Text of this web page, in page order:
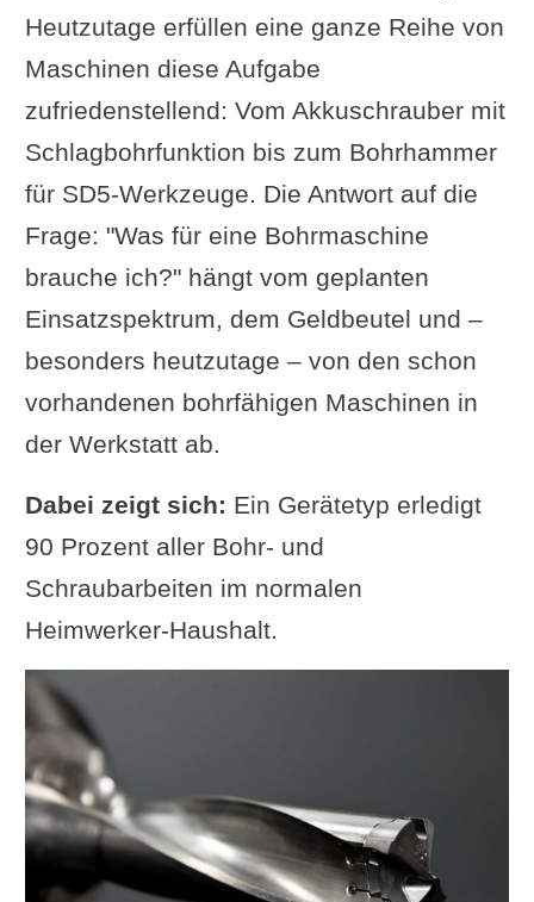
Heutzutage erfüllen eine ganze Reihe von
Maschinen diese Aufgabe
zufriedenstellend: Vom Akkuschrauber mit
Schlagbohrfunktion bis zum Bohrhammer
für SD5-Werkzeuge. Die Antwort auf die
Frage: "Was für eine Bohrmaschine
brauche ich?" hängt vom geplanten
Einsatzspektrum, dem Geldbeutel und –
besonders heutzutage – von den schon
vorhandenen bohrfähigen Maschinen in
der Werkstatt ab.
Dabei zeigt sich: Ein Gerätetyp erledigt
90 Prozent aller Bohr- und
Schraubarbeiten im normalen
Heimwerker-Haushalt.